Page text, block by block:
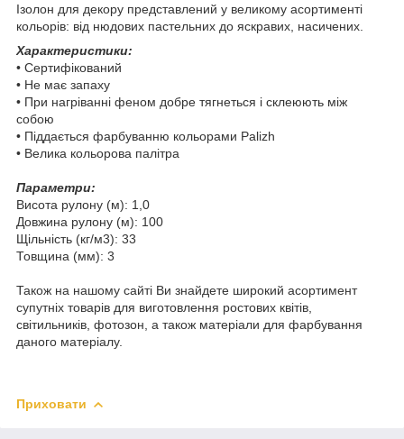
Ізолон для декору представлений у великому асортименті
кольорів: від нюдових пастельних до яскравих, насичених.
Характеристики:
• Сертифікований
• Не має запаху
• При нагріванні феном добре тягнеться і склеюють між
собою
• Піддається фарбуванню кольорами Palizh
• Велика кольорова палітра
Параметри:
Висота рулону (м): 1,0
Довжина рулону (м): 100
Щільність (кг/м3): 33
Товщина (мм): 3
Також на нашому сайті Ви знайдете широкий асортимент
супутніх товарів для виготовлення ростових квітів,
світильників, фотозон, а також матеріали для фарбування
даного матеріалу.
Приховати